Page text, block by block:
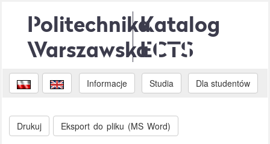
Politechnika
Warszawska
Katalog
ECTS
Informacje Studia Dla studentów
Drukuj Eksport do pliku (MS Word)